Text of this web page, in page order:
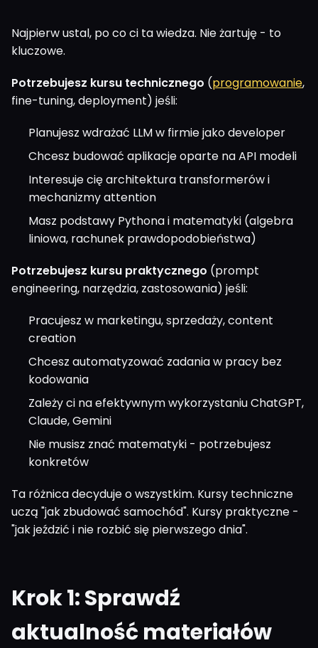
Najpierw ustal, po co ci ta wiedza. Nie żartuję - to
kluczowe.
Potrzebujesz kursu technicznego (programowanie,
fine-tuning, deployment) jeśli:
Planujesz wdrażać LLM w firmie jako developer
Chcesz budować aplikacje oparte na API modeli
Interesuje cię architektura transformerów i
mechanizmy attention
Masz podstawy Pythona i matematyki (algebra
liniowa, rachunek prawdopodobieństwa)
Potrzebujesz kursu praktycznego (prompt
engineering, narzędzia, zastosowania) jeśli:
Pracujesz w marketingu, sprzedaży, content
creation
Chcesz automatyzować zadania w pracy bez
kodowania
Zależy ci na efektywnym wykorzystaniu ChatGPT,
Claude, Gemini
Nie musisz znać matematyki - potrzebujesz
konkretów
Ta różnica decyduje o wszystkim. Kursy techniczne
uczą "jak zbudować samochód". Kursy praktyczne -
"jak jeździć i nie rozbić się pierwszego dnia".
Krok 1: Sprawdź
aktualność materiałów